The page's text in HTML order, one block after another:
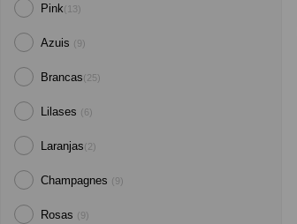
Pink(13)
Azuis (9)
Brancas(25)
Lilases (6)
Laranjas(2)
Champagnes (9)
Rosas (9)